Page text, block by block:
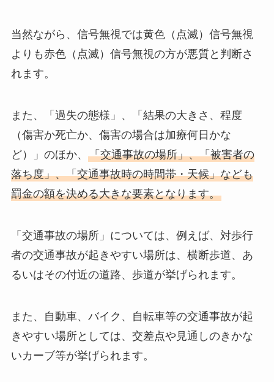
当然ながら、信号無視では黄色（点滅）信号無視
よりも赤色（点滅）信号無視の方が悪質と判断さ
れます。
また、「過失の態様」、「結果の大きさ、程度
（傷害か死亡か、傷害の場合は加療何日かな
ど）」のほか、 「交通事故の場所」、「被害者の
落ち度」、「交通事故時の時間帯・天候」なども
罰金の額を決める大きな要素となります。
「交通事故の場所」については、例えば、対歩行
者の交通事故が起きやすい場所は、横断歩道、あ
るいはその付近の道路、歩道が挙げられます。
また、自動車、バイク、自転車等の交通事故が起
きやすい場所としては、交差点や見通しのきかな
いカーブ等が挙げられます。